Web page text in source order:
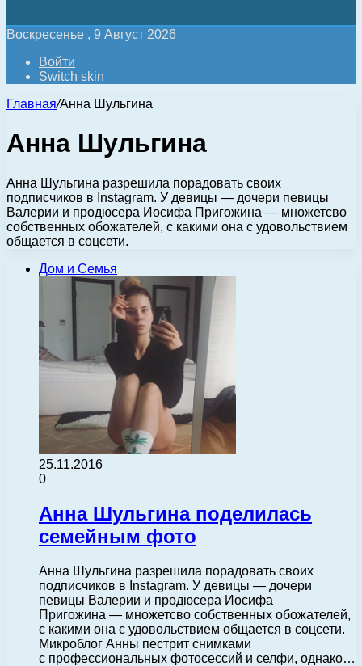
Воскресенье , 9 Август 2026
Войти
Switch skin
Главная/Анна Шульгина
Анна Шульгина
Анна Шульгина разрешила порадовать своих
подписчиков в Instagram. У девицы — дочери певицы
Валерии и продюсера Иосифа Пригожина — множетсво
собственных обожателей, с какими она с удовольствием
общается в соцсети.
Дом и Семья
25.11.2016
0
Анна Шульгина поделилась
семейным фото
Анна Шульгина разрешила порадовать своих
подписчиков в Instagram. У девицы — дочери
певицы Валерии и продюсера Иосифа
Пригожина — множетсво собственных обожателей,
с какими она с удовольствием общается в соцсети.
Микроблог Анны пестрит снимками
с профессиональных фотосессий и селфи, однако…